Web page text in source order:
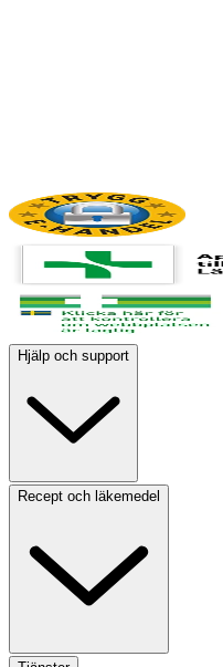
Hjälp och support
Recept och läkemedel